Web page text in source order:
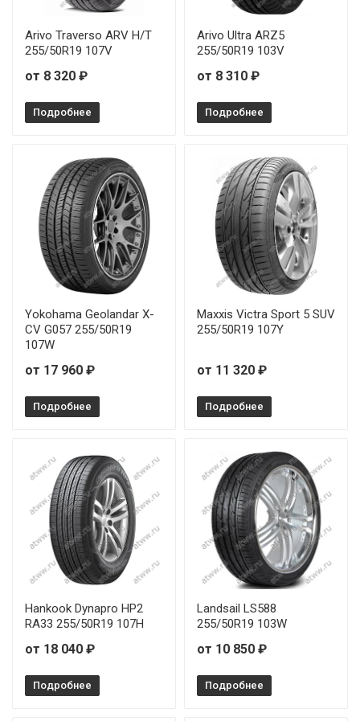
WindForce CatchFors UHP Pro 275/30R20 97Y
WindForce CatchFors UHP Pro 275/40R20 106Y
WindForce CatchFors UHP Pro 275/45R19 108Y
WindForce CatchFors UHP Pro 275/45R21 110Y
WindForce CatchFors UHP Pro 275/55R20 117W
WindForce CatchFors UHP Pro 285/45R19 111Y
WindForce CatchFors UHP Pro 295/35R21 107Y
WindForce CatchFors UHP Pro 315/35R20 110Y
WindForce CatchFors UHP Pro 315/40R21 115Y
Arivo Traverso ARV H/T
255/50R19 107V
от 8 320 ₽
Подробнее
Arivo Ultra ARZ5
255/50R19 103V
от 8 310 ₽
Подробнее
Yokohama Geolandar X-
CV G057 255/50R19
107W
от 17 960 ₽
Подробнее
Maxxis Victra Sport 5 SUV
255/50R19 107Y
от 11 320 ₽
Подробнее
Hankook Dynapro HP2
RA33 255/50R19 107H
от 18 040 ₽
Подробнее
Landsail LS588
255/50R19 103W
от 10 850 ₽
Подробнее